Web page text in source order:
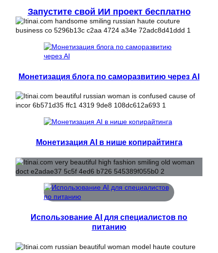
Запустите свой ИИ проект бесплатно
Монетизация блога по саморазвитию через AI
Монетизация AI в нише копирайтинга
Использование AI для специалистов по
питанию